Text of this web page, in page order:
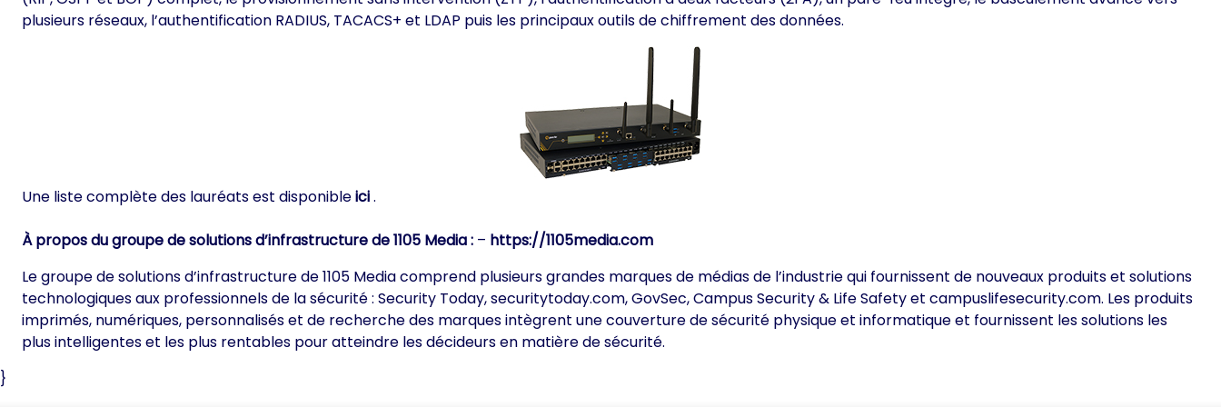
plusieurs réseaux, l’authentification RADIUS, TACACS+ et LDAP puis les principaux outils de chiffrement des données.
Une liste complète des lauréats est disponibleici.
À propos du groupe de solutions d’infrastructure de 1105 Media : – https://1105media.com
Le groupe de solutions d’infrastructure de 1105 Media comprend plusieurs grandes marques de médias de l’industrie qui fournissent de nouveaux produits et solutions
technologiques aux professionnels de la sécurité : Security Today, securitytoday.com, GovSec, Campus Security & Life Safety et campuslifesecurity.com. Les produits
imprimés, numériques, personnalisés et de recherche des marques intègrent une couverture de sécurité physique et informatique et fournissent les solutions les
plus intelligentes et les plus rentables pour atteindre les décideurs en matière de sécurité.
}